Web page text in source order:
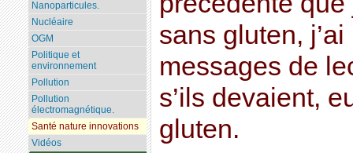
sans gluten,
messages de
s’ils devaient,
gluten.
Nanoparticules.
Nucléaire
OGM
Politique et
environnement
Pollution
Pollution
électromagnétique.
Santé nature innovations
Vidéos